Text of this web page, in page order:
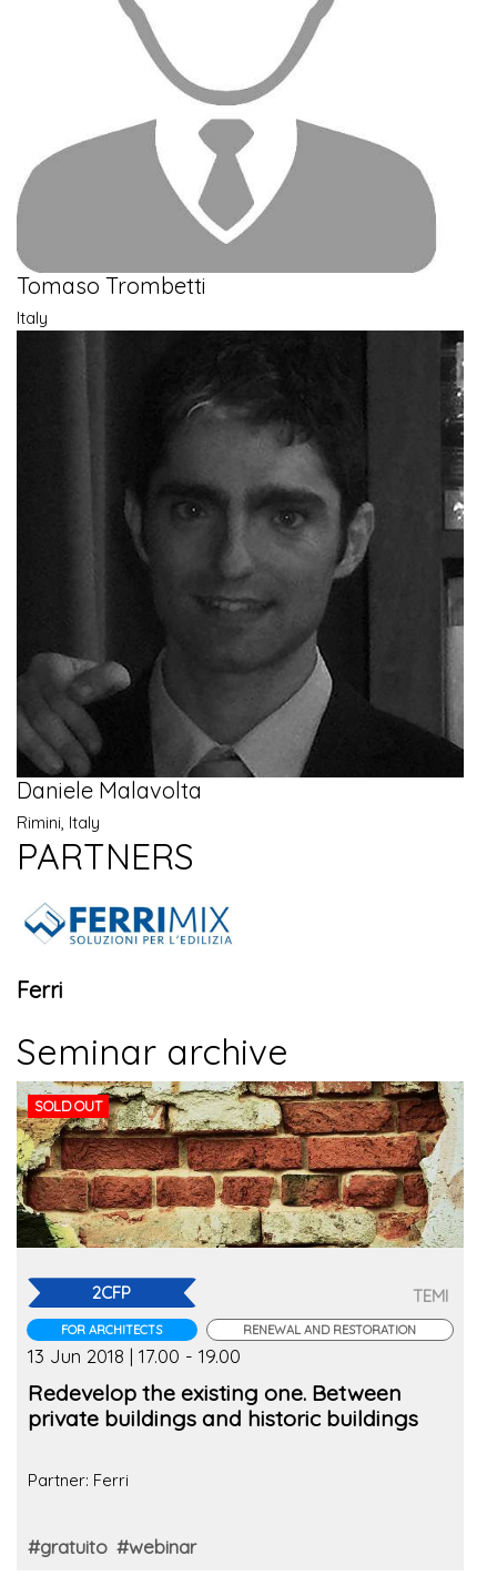
Tomaso Trombetti
Italy
Daniele Malavolta
Rimini, Italy
PARTNERS
Ferri
Seminar archive
SOLD OUT
2CFP
FOR ARCHITECTS
TEMI
RENEWAL AND RESTORATION
13 Jun 2018 | 17.00 - 19.00
Redevelop the existing one. Between
private buildings and historic buildings
Partner: Ferri
#gratuito #webinar